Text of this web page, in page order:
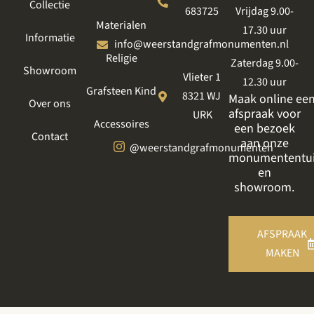
Collectie
Informatie
Showroom
Over ons
Contact
Materialen
Religie
Grafsteen Kind
Accessoires
683725
info@weerstandgrafmonumenten.nl
Vlieter 1
8321 WJ
URK
@weerstandgrafmonumenten
Vrijdag 9.00-
17.30 uur
Zaterdag 9.00-
12.30 uur
Maak online
afspraak voor
een bezoek
aan onze
en
showroom.
AFSPRAAK
MAKEN